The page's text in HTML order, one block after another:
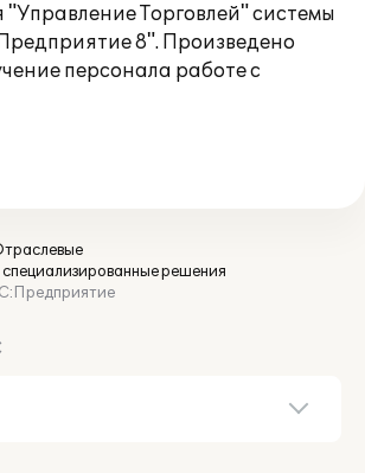
Торговлей" системы
8". Произведено
персонала работе с
специализированные решения